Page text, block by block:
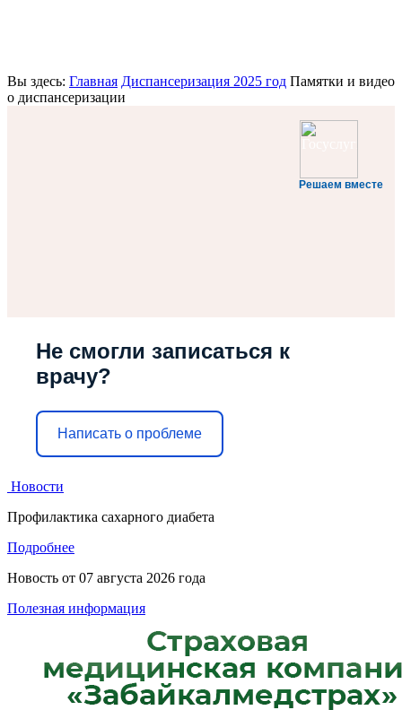
Вы здесь: Главная Диспансеризация 2025 год Памятки и видео
о диспансеризации
Решаем вместе
Не смогли записаться к
врачу?
Написать о проблеме
Новости
Профилактика сахарного диабета
Подробнее
Новость от 07 августа 2026 года
Полезная информация